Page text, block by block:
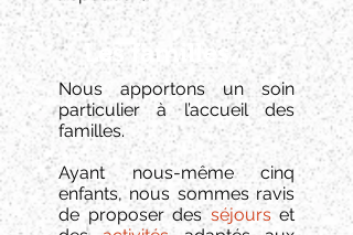
Les familles...
Nous apportons un soin
particulier à l’accueil des
familles.
Ayant nous-même cinq
enfants, nous sommes ravis
de proposer desséjours et